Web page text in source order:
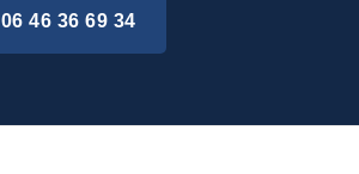
06 46 36 69 34